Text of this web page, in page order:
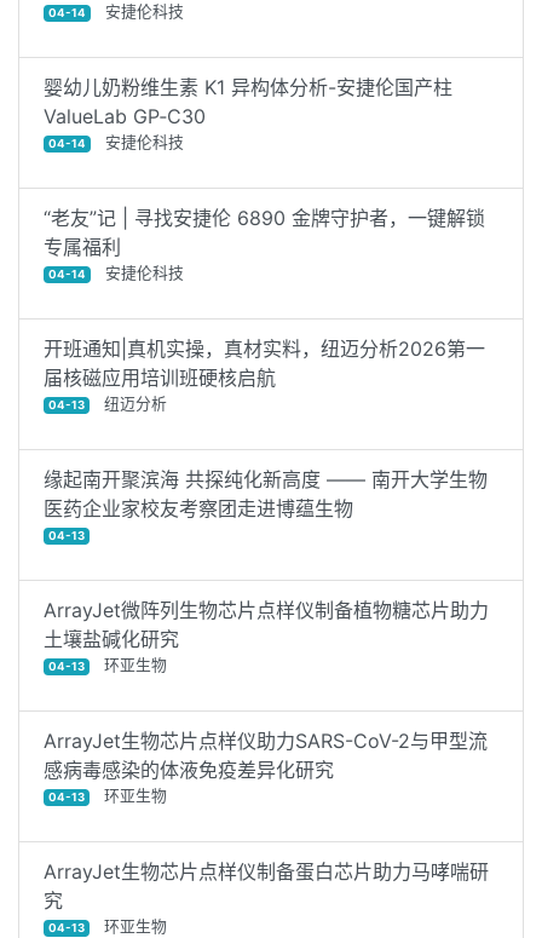
04-14 安捷伦科技
婴幼儿奶粉维生素 K1 异构体分析-安捷伦国产柱
ValueLab GP‑C30
04-14 安捷伦科技
“老友”记 | 寻找安捷伦 6890 金牌守护者，一键解锁
专属福利
04-14 安捷伦科技
开班通知|真机实操，真材实料，纽迈分析2026第一
届核磁应用培训班硬核启航
04-13 纽迈分析
缘起南开聚滨海 共探纯化新高度 —— 南开大学生物
医药企业家校友考察团走进博蕴生物
04-13
ArrayJet微阵列生物芯片点样仪制备植物糖芯片助力
土壤盐碱化研究
04-13 环亚生物
ArrayJet生物芯片点样仪助力SARS-CoV-2与甲型流
感病毒感染的体液免疫差异化研究
04-13 环亚生物
ArrayJet生物芯片点样仪制备蛋白芯片助力马哮喘研
究
04-13 环亚生物